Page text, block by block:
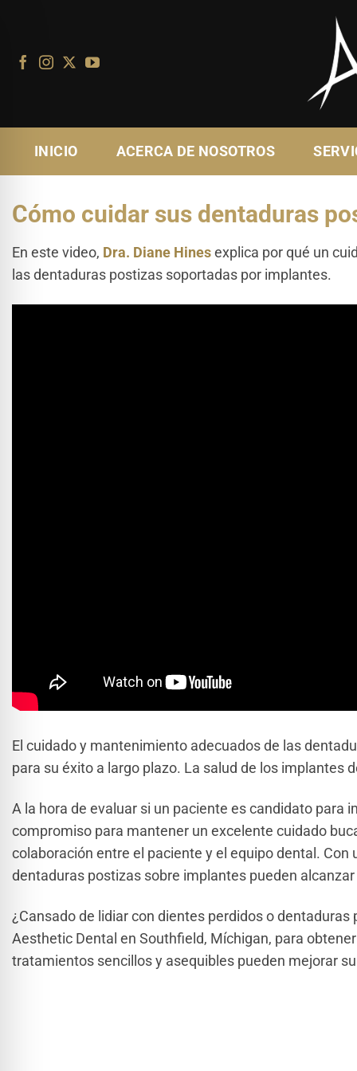
contenido
INICIO ACERCA DE NOSOTROS
Cómo cuidar sus dentaduras
En este video, Dra. Diane Hines explica por qué un
las dentaduras postizas soportadas por implantes.
El cuidado y mantenimiento adecuados de las
para su éxito a largo plazo. La salud de los implantes
A la hora de evaluar si un paciente es candidato
compromiso para mantener un excelente cuidado
colaboración entre el paciente y el equipo dental.
dentaduras postizas sobre implantes pueden
¿Cansado de lidiar con dientes perdidos o
Aesthetic Dental en Southfield, Míchigan, para
tratamientos sencillos y asequibles pueden mejorar